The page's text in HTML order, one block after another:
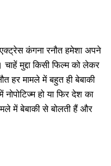
कंगना रनौत हमेशा अपने
मुद्दा किसी फिल्म को लेकर
हर मामले में बहुत ही बेबाकी
हो या फिर देश का
में बेबाकी से बोलती हैं और